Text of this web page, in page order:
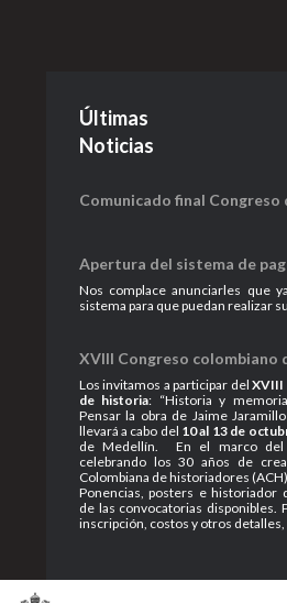
Últimas
Noticias
Comunicado final
Apertura del sistema de
Nos complace anunciarles que
sistema para que puedan realizar
XVIII Congreso colombiano
Los invitamos a participar delXVIII
de historia: “Historia y
Pensar la obra de Jaime
llevará a cabo del 10 al 13 de
de Medellín. En el marco del
celebrando los 30 años de
Colombiana de historiadores
Ponencias, posters e historiador
de las convocatorias disponibles.
inscripción, costos y otros